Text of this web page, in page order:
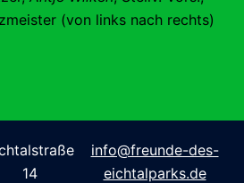
(von links nach rechts)
14
info@freunde-des-
eichtalparks.de